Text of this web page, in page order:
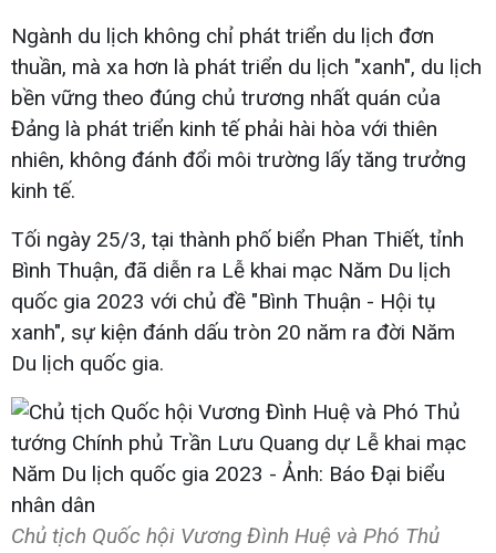
Ngành du lịch không chỉ phát triển du lịch đơn
thuần, mà xa hơn là phát triển du lịch "xanh", du lịch
bền vững theo đúng chủ trương nhất quán của
Đảng là phát triển kinh tế phải hài hòa với thiên
nhiên, không đánh đổi môi trường lấy tăng trưởng
kinh tế.
Tối ngày 25/3, tại thành phố biển Phan Thiết, tỉnh
Bình Thuận, đã diễn ra Lễ khai mạc Năm Du lịch
quốc gia 2023 với chủ đề "Bình Thuận - Hội tụ
xanh", sự kiện đánh dấu tròn 20 năm ra đời Năm
Du lịch quốc gia.
Chủ tịch Quốc hội Vương Đình Huệ và Phó Thủ